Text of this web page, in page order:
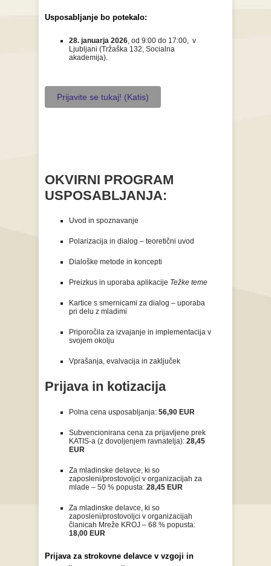
Usposabljanje bo potekalo:
28. januarja 2026, od 9:00 do 17:00, v
Ljubljani (Tržaška 132, Socialna
akademija).
Prijavite se tukaj! (Katis)
OKVIRNI PROGRAM
USPOSABLJANJA:
Uvod in spoznavanje
Polarizacija in dialog – teoretični uvod
Dialoške metode in koncepti
Preizkus in uporaba aplikacije Težke teme
Kartice s smernicami za dialog – uporaba
pri delu z mladimi
Priporočila za izvajanje in implementacija v
svojem okolju
Vprašanja, evalvacija in zaključek
Prijava in kotizacija
Polna cena usposabljanja: 56,90 EUR
Subvencionirana cena za prijavljene prek
KATIS-a (z dovoljenjem ravnatelja): 28,45
EUR
Za mladinske delavce, ki so
zaposleni/prostovoljci v organizacijah za
mlade – 50 % popusta: 28,45 EUR
Za mladinske delavce, ki so
zaposleni/prostovoljci v organizacijah
članicah Mreže KROJ – 68 % popusta:
18,00 EUR
Prijava za strokovne delavce v vzgoji in